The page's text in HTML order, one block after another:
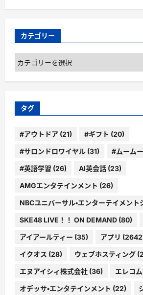
カテゴリー
カ
テ
ゴ
ー
タグ
#アウトドア (21) #ギフト (20)
#サロンドロワイヤル (31) #ムーム
#英語学習 (26) AI英会話 (23)
AMGエンタテインメント (26)
NBCユニバーサル・エンターテイメント
SKE48 LIVE！！ ON DEMAND (80)
アイアールティー (35) アプリ
イクオス (28) ウェブホスティング
エヌアイシィ株式会社 (36) エレコム
オデッサ・エンタテインメント (22)